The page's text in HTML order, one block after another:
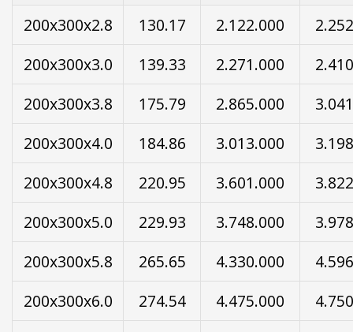
200x300x2.8 130.17 2.122.000
200x300x3.0
139.33 2.271.000
200x300x3.8
175.79 2.865.000
200x300x4.0
184.86 3.013.000
200x300x4.8
220.95 3.601.000
200x300x5.0
229.93 3.748.000
200x300x5.8
265.65 4.330.000
200x300x6.0
274.54 4.475.000